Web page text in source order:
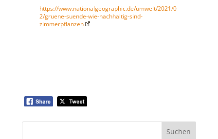
https://www.nationalgeographic.de/umwelt/2021/0
2/gruene-suende-wie-nachhaltig-sind-
zimmerpflanzen
Suchen